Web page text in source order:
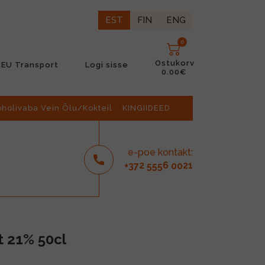
EST FIN ENG
EU Transport Logi sisse
0
Ostukorv
0.00€
Vein Õlu/Kokteil KINGIIDEED
e-poe kontakt:
+372 5556 0021
21% 50cl